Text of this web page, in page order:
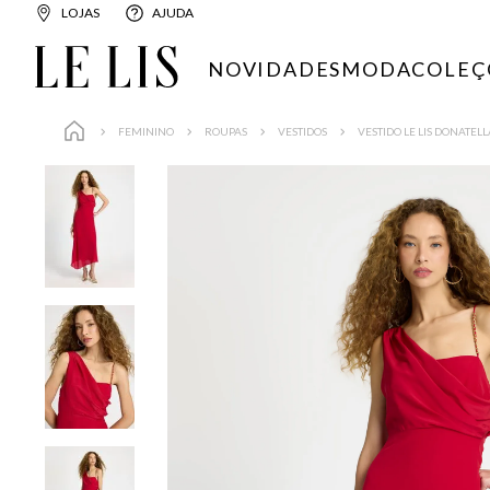
LOJAS AJUDA
NOVIDADESMODA
FEMININO ROUPAS VESTIDOS VESTIDO LE LIS